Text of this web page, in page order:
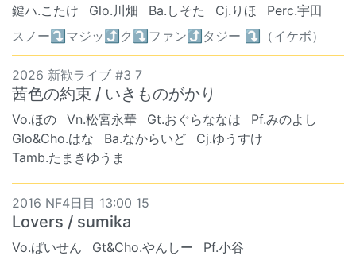
鍵ハ.こたけ
Glo.川畑 Ba.しそた Cj.りほ
Perc.宇田
スノー⤵︎マジッ⤴︎ク⤵︎ファン⤴︎タジー ⤵︎（イケボ）
2026 新歓ライブ #3 7
茜色の約束 / いきものがかり
Vo.ほの Vn.松宮永華 Gt.おぐらななは
Pf.みのよし
Glo&Cho.はな
Ba.なからいど
Cj.ゆうすけ
Tamb.たまきゆうま
2016 NF4日目 13:00 15
Lovers / sumika
Vo.ぱいせん Gt&Cho.やんしー
Pf.小谷